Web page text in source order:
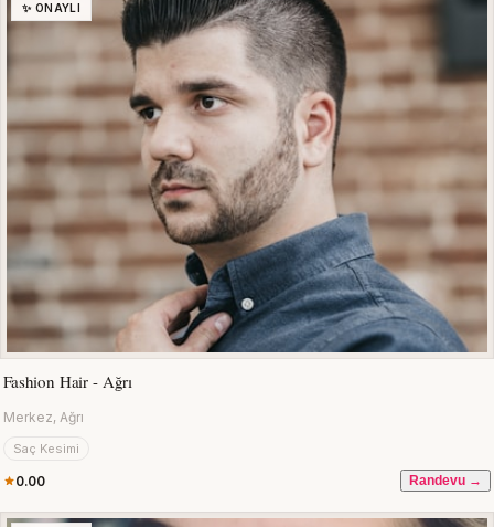
✨ ONAYLI
Fashion Hair - Ağrı
Merkez, Ağrı
Saç Kesimi
0.00 Randevu →